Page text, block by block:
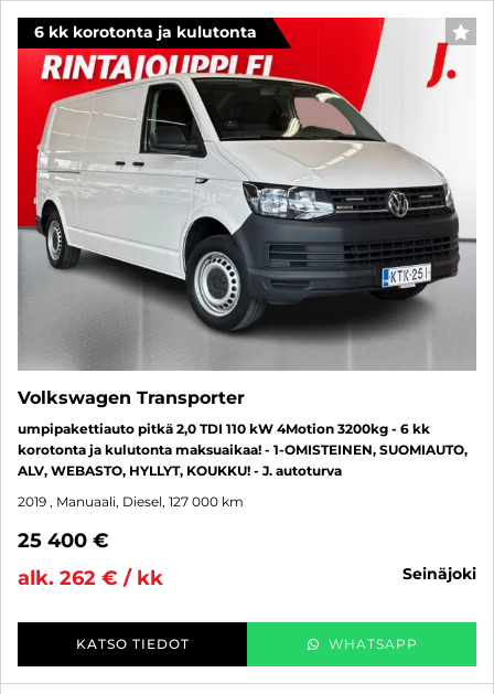
6 kk korotonta ja kulutonta
Volkswagen Transporter
umpipakettiauto pitkä 2,0 TDI 110 kW 4Motion 3200kg - 6 kk
korotonta ja kulutonta maksuaikaa! - 1-OMISTEINEN, SUOMIAUTO,
ALV, WEBASTO, HYLLYT, KOUKKU! - J. autoturva
2019 , Manuaali, Diesel, 127 000 km
25 400 €
alk. 262 € / kk
seinäjoki
KATSO TIEDOT WHATSAPP